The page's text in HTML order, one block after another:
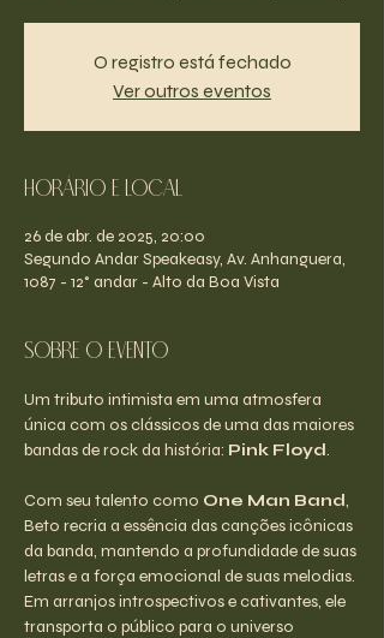
O registro está fechado
Ver outros eventos
Horário e Local
26 de abr. de 2025, 20:00
Segundo Andar Speakeasy, Av. Anhanguera,
1087 - 12° andar - Alto da Boa Vista
Sobre o evento
Um tributo intimista em uma atmosfera
única com os clássicos de uma das maiores
bandas de rock da história: Pink Floyd.
Com seu talento como One Man Band,
Beto recria a essência das canções icônicas
da banda, mantendo a profundidade de suas
letras e a força emocional de suas melodias.
Em arranjos introspectivos e cativantes, ele
transporta o público para o universo